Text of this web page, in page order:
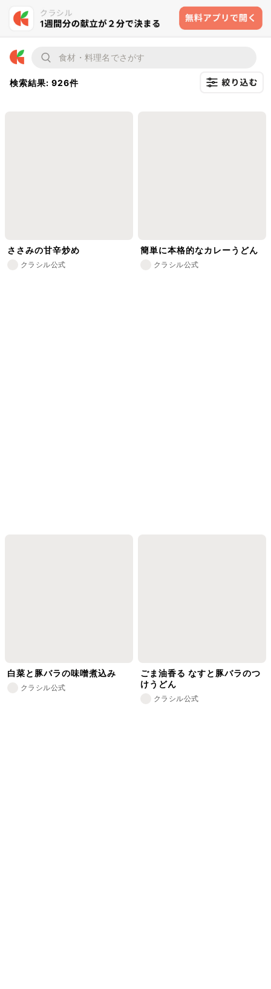
検索結果: 926件
ささみの甘辛炒め
クラシル公式
簡単に本格的なカレーうどん
クラシル公式
白菜と豚バラの味噌煮込み
クラシル公式
ごま油香る なすと豚バラのつ
けうどん
クラシル公式